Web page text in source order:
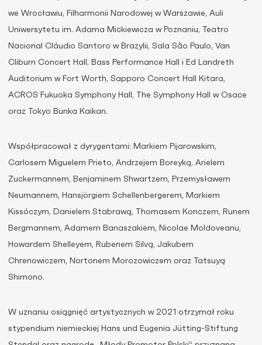
we Wrocławiu, Filharmonii Narodowej w Warszawie, Auli
Uniwersytetu im. Adama Mickiewicza w Poznaniu, Teatro
Nacional Cláudio Santoro w Brazylii, Sala São Paulo, Van
Cliburn Concert Hall, Bass Performance Hall i Ed Landreth
Auditorium w Fort Worth, Sapporo Concert Hall Kitara,
ACROS Fukuoka Symphony Hall, The Symphony Hall w Osace
oraz Tokyo Bunka Kaikan.
Współpracował z dyrygentami: Markiem Pijarowskim,
Carlosem Miguelem Prieto, Andrzejem Boreyką, Arielem
Zuckermannem, Benjaminem Shwartzem, Przemysławem
Neumannem, Hansjörgiem Schellenbergerem, Markiem
Kissóczym, Danielem Stabrawą, Thomasem Konczem, Runem
Bergmannem, Adamem Banaszakiem, Nicolae Moldoveanu,
Howardem Shelleyem, Rubenem Silvą, Jakubem
Chrenowiczem, Nortonem Morozowiczem oraz Tatsuyą
Shimono.
W uznaniu osiągnięć artystycznych w 2021 otrzymał roku
stypendium niemieckiej Hans und Eugenia Jütting-Stiftung